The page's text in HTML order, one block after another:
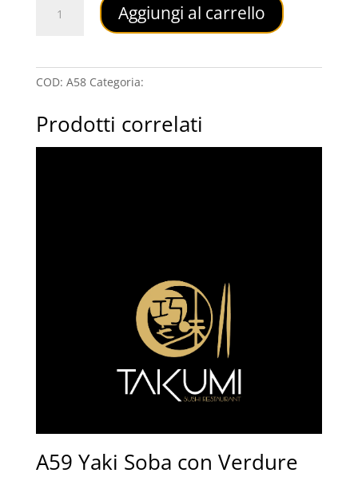
Aggiungi al carrello
COD: A58 Categoria:
Prodotti correlati
A59 Yaki Soba con Verdure